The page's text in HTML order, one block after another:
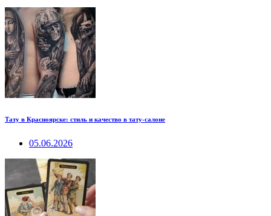
Тату в Красноярске: стиль и качество в тату-салоне
05.06.2026